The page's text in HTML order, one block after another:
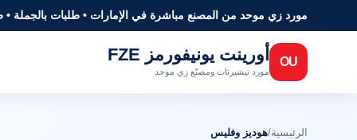
مورد زي موحد من المصنع مباشرة في الإمارات • طلبات بالجملة •
OU أورينت يونيفورمز FZE
مورد تيشيرتات ومصنّع زي موحد
الرئيسية/هوديز وفليس